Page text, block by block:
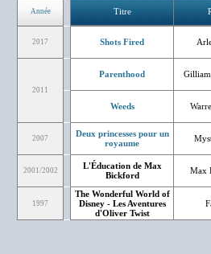
Année Titre
2017 Shots Fired
2011
Parenthood
Weeds
2007
Deux princesses pour un
royaume
2001/2002
L'Éducation de Max
Bickford
Max
1997
The Wonderful World of
Disney - Les Aventures
d'Oliver Twist